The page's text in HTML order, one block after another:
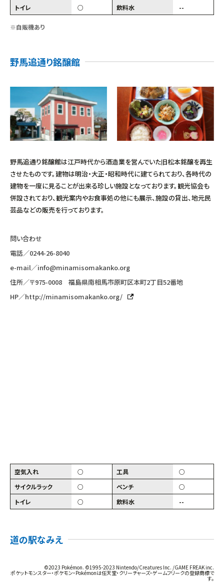
トイレ ○ 飲料水 --
※自販機あり
野馬追通り銘醸館
野馬追通り銘醸館は江戸時代から酒造業を営んでいた旧松本銘醸を再生
させたものです。建物は明治・大正・昭和時代に建てられており、各時代の
建物を一度に見ることが出来る珍しい施設となっております。観光協会も
併設されており、観光案内やお食事処の他にも展示、施設の貸出、地元民
芸品などの販売を行っております。
問い合わせ
電話／0244-26-8040
e-mail／info@minamisomakanko.org
住所／〒975-0008 福島県南相馬市原町区本町2丁目52番地
HP／http://minamisomakanko.org/
空気入れ ○ 工具
○
サイクルラック
○ ベンチ
○
トイレ
○ 飲料水 --
道の駅なみえ
©2023 Pokémon. ©1995-2023 Nintendo/Creatures Inc. /GAME FREAK inc.
ポケットモンスター・ポケモン・Pokémonは任天堂・クリーチャーズ・ゲームフリークの登録商標で
す。